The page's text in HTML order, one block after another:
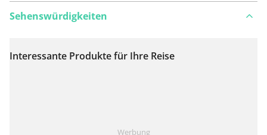
Auf Karte anzeigen
Sehenswürdigkeiten
Interessante Produkte für Ihre Reise
Werbung